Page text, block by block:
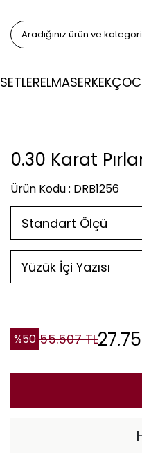
SETLERELMASERKEK
0.30 Karat
Ürün Kodu : DRB1256
%50 55.507TL